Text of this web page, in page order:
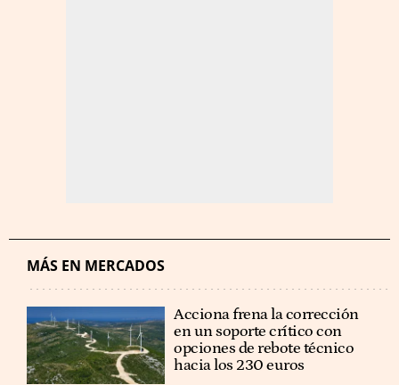
MÁS EN MERCADOS
Acciona frena la corrección
en un soporte crítico con
opciones de rebote técnico
hacia los 230 euros